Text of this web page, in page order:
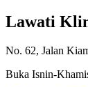
Lawati
No. 62, Jalan
Buka Isnin-